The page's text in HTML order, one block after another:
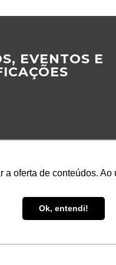
oferta de conteúdos.
Ok, entendi!
EVENTOS E